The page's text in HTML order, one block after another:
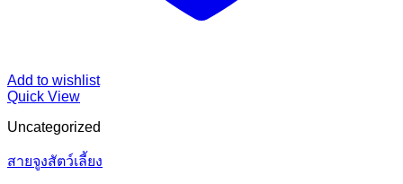
Add to wishlist
Quick View
Uncategorized
สายจูงสัตว์เลี้ยง